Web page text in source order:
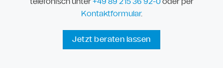
Kontaktformular.
Jetzt beraten lassen